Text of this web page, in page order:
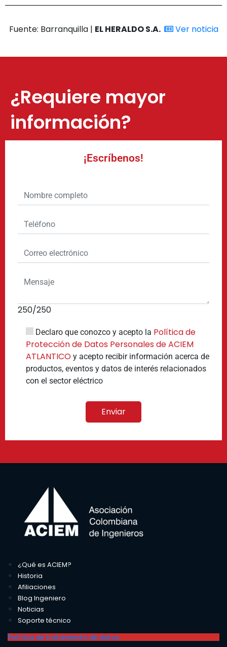
Fuente: Barranquilla | EL HERALDO S.A. Ver noticia
¿Requiere mayor
información?
¡Escríbenos!
250/250
Declaro que conozco y acepto la Política de
Protección de Datos Personales de ACIEM
ATLANTICO y acepto recibir información acerca de
productos, eventos y datos de interés relacionados
con el sector eléctrico
¿Qué es ACIEM?
Historia
Afiliaciones
Blog Ingeniero
Noticias
Soporte técnico
Política de tratamiento de datos